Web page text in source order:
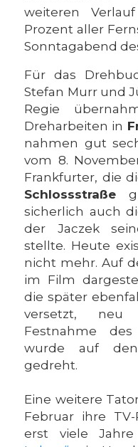
weiteren
Prozent aller
Sonntagabend
Für das
Stefan Murr und
Regie
Dreharbeiten in
nahmen gut
vom 8.
Frankfurter, die
Schlossstraße
sicherlich auch
der Jaczek
stellte. Heute
nicht mehr. Auf
im Film
die später
versetzt,
Festnahme
wurde auf
gedreht.
Eine weitere
Februar ihre
erst viele